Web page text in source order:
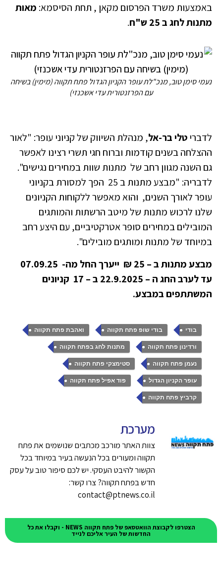
באמצעות משרד הפרסום מקאן , תחת הסיסמא: מאות
מתנות לחג ב 25 ש"ח
.
נעמי סימן טוב, מנכ"לת עופר הקניון הגדול פתח תקווה (מימין) בשיחה
עם הפרזנטורית עדי אשכנזי)
לדבריטלי בר-אל, מנהלת השיווק של קניוני עופר: "לאור
ההצלחה בשנים קודמות וברוח חגי תשרי רצינו לאפשר
גם השנה מגוון רחב של מתנות שוות במחירים נגישים".
לדבריה: "מבצע מתנות ב 25 הפך למסורת בקניוני
עופר לאורך השנים, והוא מאפשר ללקוחות הקניונים
שלנו לרכוש מתנות של מיטב הרשתות והמותגים
המובילים במחירים סופר אטרקטיביים, עם היצע רחב
במיוחד של מתנות ומותגים מובילים".
מבצע מתנות ב – 25 ₪ ייערך החל מה- 07.09.25
עד לערב החג ה – 22.9.2025 ב – 17 קניונים
המשתתפים במבצע.
בודי , בודי שופ פתח תקווה , ואהבת פתח תקווה ,
ורדינון פתח תקווה , מתנות לחג בפתח תקווה ,
נעמן פתח תקווה , סטימצקי פתח תקווה ,
עופר הקניון הגדול , פוד אפיל פתח תקווה ,
קרביץ פתח תקווה
מערכת
צוות האתר מורכב מכתבים שנושמים את פתח
תקווה ומעורים בכל הנעשה בעיר במיוחד בכל
הקשור להיבט העסקי. יש לכם סיפור טוב על עסק
חדש בפתח תקווה? צרו קשר:
contact@ptnews.co.il
הצטרפו לקבוצת הוואטסאפ של פתח תקווה NEWS - וקבלו את כל
החדשות של העיר אליכם לנייד